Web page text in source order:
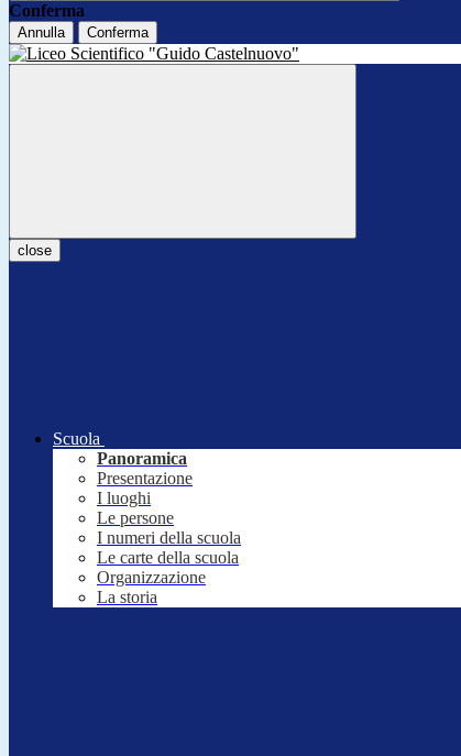
Conferma
Annulla Conferma
close
Scuola
Panoramica
Presentazione
I luoghi
Le persone
I numeri della scuola
Le carte della scuola
Organizzazione
La storia